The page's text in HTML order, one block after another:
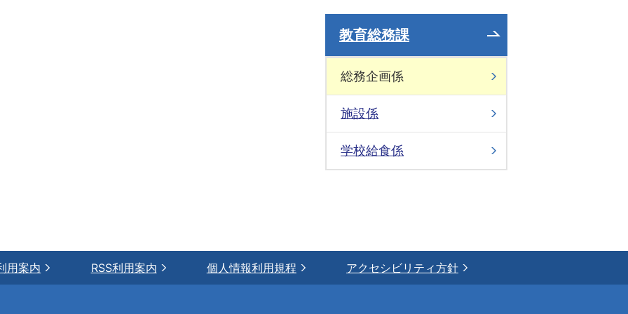
教育総務課
総務企画係
施設係
学校給食係
用案内 RSS利用案内 個人情報利用規程 アクセシビリティ方針